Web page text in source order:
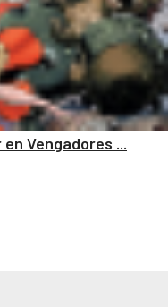
Vengadores ...